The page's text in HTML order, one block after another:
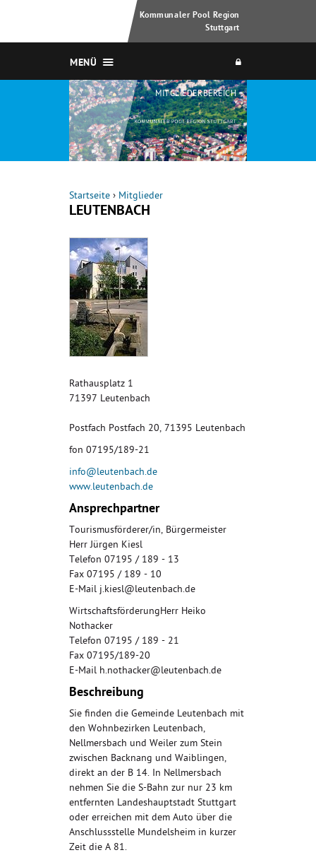
Kommunaler Pool Region
Stuttgart
MITGLIEDERBEREICH
MENÜ
Startseite › Mitglieder
LEUTENBACH
Rathausplatz 1
71397 Leutenbach
Postfach Postfach 20, 71395 Leutenbach
fon 07195/189-21
info@leutenbach.de
www.leutenbach.de
Ansprechpartner
Tourismusförderer/in, Bürgermeister
Herr Jürgen Kiesl
Telefon 07195 / 189 - 13
Fax 07195 / 189 - 10
E-Mail j.kiesl@leutenbach.de
WirtschaftsförderungHerr Heiko
Nothacker
Telefon 07195 / 189 - 21
Fax 07195/189-20
E-Mail h.nothacker@leutenbach.de
Beschreibung
Sie finden die Gemeinde Leutenbach mit
den Wohnbezirken Leutenbach,
Nellmersbach und Weiler zum Stein
zwischen Backnang und Waiblingen,
direkt an der B 14. In Nellmersbach
nehmen Sie die S-Bahn zur nur 23 km
entfernten Landeshauptstadt Stuttgart
oder erreichen mit dem Auto über die
Anschlussstelle Mundelsheim in kurzer
Zeit die A 81.